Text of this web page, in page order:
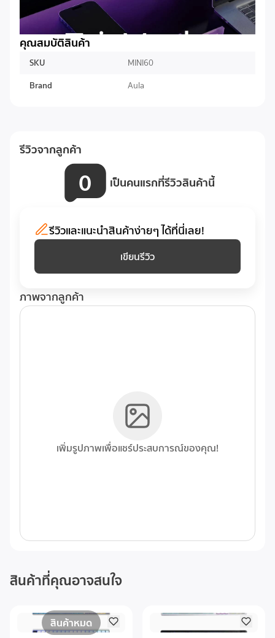
คุณสมบัติสินค้า
SKU MINI60
Brand Aula
รีวิวจากลูกค้า
0 เป็นคนแรกที่รีวิวสินค้านี้
รีวิวและแนะนำสินค้าง่ายๆ ได้ที่นี่เลย!
เขียนรีวิว
ภาพจากลูกค้า
เพิ่มรูปภาพเพื่อแชร์ประสบการณ์ของคุณ!
สินค้าที่คุณอาจสนใจ
สินค้าหมด